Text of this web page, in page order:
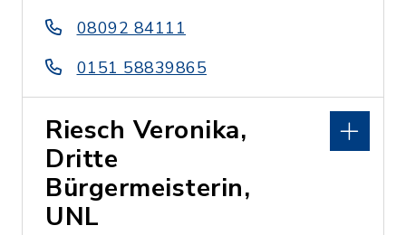
08092 84111
0151 58839865
Riesch Veronika,
Dritte
Bürgermeisterin,
UNL